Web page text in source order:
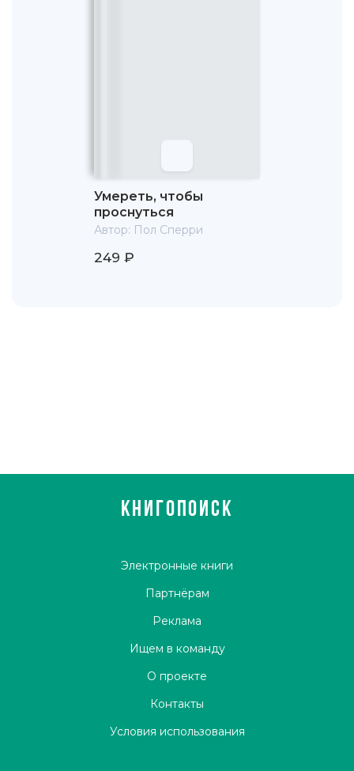
Умереть, чтобы
проснуться
Автор: Пол Сперри
249 ₽
КНИГОПОИСК
Электронные книги
Партнёрам
Реклама
Ищем в команду
О проекте
Контакты
Условия использования